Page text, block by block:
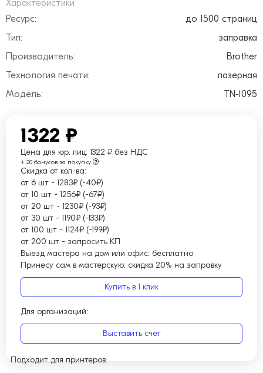
Характеристики
Ресурс:
до 1500 страниц
Тип:
заправка
Производитель:
Brother
Технология печати:
лазерная
Модель:
TN-1095
1322 ₽
Цена для юр. лиц: 1322 ₽ без НДС
+ 20 бонусов за покупку
Скидка от кол-ва:
от 6 шт - 1283₽ (-40₽)
от 10 шт - 1256₽ (-67₽)
от 20 шт - 1230₽ (-93₽)
от 30 шт - 1190₽ (-133₽)
от 100 шт - 1124₽ (-199₽)
от 200 шт - запросить КП
Выезд мастера на дом или офис: бесплатно
Принесу сам в мастерскую: скидка 20% на заправку
Купить в 1 клик
Для организаций:
Выставить счет
Подходит для принтеров